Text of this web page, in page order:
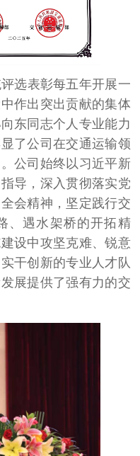
选表彰每五年开展一
作出突出贡献的集体
东同志个人专业能力
了公司在交通运输领
公司始终以习近平新
导，深入贯彻落实党
会精神，坚定践行交
、遇水架桥的开拓精
设中攻坚克难、锐意
干创新的专业人才队
展提供了强有力的交